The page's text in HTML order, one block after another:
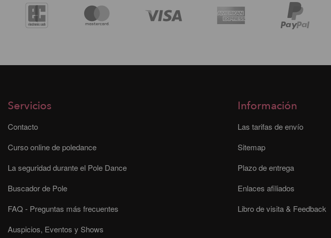
Servicios
Contacto
Curso online de poledance
La seguridad durante el Pole Dance
Buscador de Pole
FAQ - Preguntas más frecuentes
Auspicios, Eventos y Shows
Información
Las tarifas de envío
Sitemap
Plazo de entrega
Enlaces afiliados
Libro de visita & Feedback